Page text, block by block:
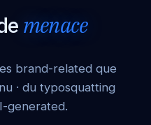
menace
brand-related que
· du typosquatting
generated.